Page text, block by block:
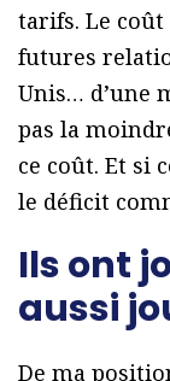
tarifs. Le coût
futures
Unis… d’une
pas la
ce coût. Et si
le déficit
Ils ont
aussi
De ma